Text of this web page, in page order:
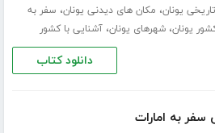
یونان، مکان های دیدنی یونان، سفر به
یونان،شهرهای یونان،آشنایی با کشور
دانلود کتاب
سفر به امارات